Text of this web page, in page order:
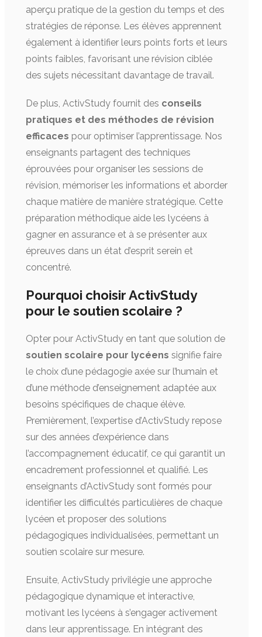
aperçu pratique de la gestion du temps et des
stratégies de réponse. Les élèves apprennent
également à identifier leurs points forts et leurs
points faibles, favorisant une révision ciblée
des sujets nécessitant davantage de travail.
De plus, ActivStudy fournit des conseils
pratiques et des méthodes de révision
efficaces pour optimiser l’apprentissage. Nos
enseignants partagent des techniques
éprouvées pour organiser les sessions de
révision, mémoriser les informations et aborder
chaque matière de manière stratégique. Cette
préparation méthodique aide les lycéens à
gagner en assurance et à se présenter aux
épreuves dans un état d’esprit serein et
concentré.
Pourquoi choisir ActivStudy
pour le soutien scolaire ?
Opter pour ActivStudy en tant que solution de
soutien scolaire pour lycéens signifie faire
le choix d’une pédagogie axée sur l’humain et
d’une méthode d’enseignement adaptée aux
besoins spécifiques de chaque élève.
Premièrement, l’expertise d’ActivStudy repose
sur des années d’expérience dans
l’accompagnement éducatif, ce qui garantit un
encadrement professionnel et qualifié. Les
enseignants d’ActivStudy sont formés pour
identifier les difficultés particulières de chaque
lycéen et proposer des solutions
pédagogiques individualisées, permettant un
soutien scolaire sur mesure.
Ensuite, ActivStudy privilégie une approche
pédagogique dynamique et interactive,
motivant les lycéens à s’engager activement
dans leur apprentissage. En intégrant des